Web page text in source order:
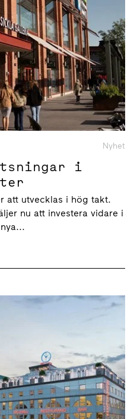
Nyhet
i
att utvecklas i hög takt.
nu att investera vidare i